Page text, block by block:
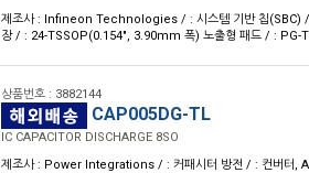
제조사 : Infineon Technologies / : 시스템 기반 칩(SBC) /
장 / : 24-TSSOP(0.154", 3.90mm 폭) 노출형 패드 / : PG-
상품번호 : 3882144
CAP005DG-TL
IC CAPACITOR DISCHARGE 8SO
제조사 : Power Integrations / : 커패시터 방전 / : 컨버터,